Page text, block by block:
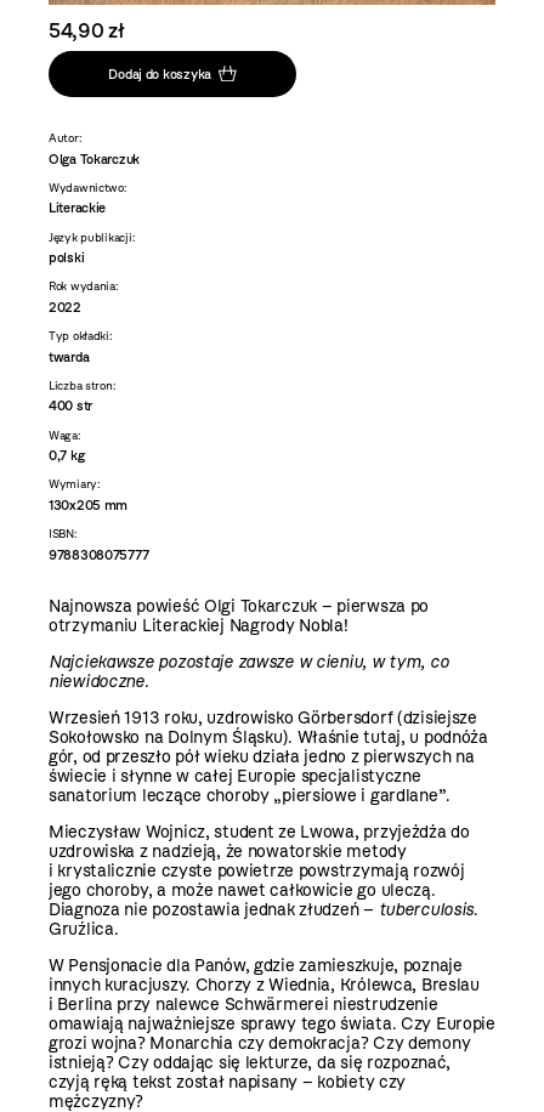
54,90 zł
Dodaj do koszyka
Autor:
Olga Tokarczuk
Wydawnictwo:
Literackie
Język publikacji:
polski
Rok wydania:
2022
Typ okładki:
twarda
Liczba stron:
400 str
Waga:
0,7 kg
Wymiary:
130x205 mm
ISBN:
9788308075777
Najnowsza powieść Olgi Tokarczuk – pierwsza po
otrzymaniu Literackiej Nagrody Nobla!
Najciekawsze pozostaje zawsze w cieniu, w tym, co
niewidoczne.
Wrzesień 1913 roku, uzdrowisko Görbersdorf (dzisiejsze
Sokołowsko na Dolnym Śląsku). Właśnie tutaj, u podnóża
gór, od przeszło pół wieku działa jedno z pierwszych na
świecie i słynne w całej Europie specjalistyczne
sanatorium leczące choroby „piersiowe i gardlane”.
Mieczysław Wojnicz, student ze Lwowa, przyjeżdża do
uzdrowiska z nadzieją, że nowatorskie metody
i krystalicznie czyste powietrze powstrzymają rozwój
jego choroby, a może nawet całkowicie go uleczą.
Diagnoza nie pozostawia jednak złudzeń – tuberculosis.
Gruźlica.
W Pensjonacie dla Panów, gdzie zamieszkuje, poznaje
innych kuracjuszy. Chorzy z Wiednia, Królewca, Breslau
i Berlina przy nalewce Schwärmerei niestrudzenie
omawiają najważniejsze sprawy tego świata. Czy Europie
grozi wojna? Monarchia czy demokracja? Czy demony
istnieją? Czy oddając się lekturze, da się rozpoznać,
czyją ręką tekst został napisany – kobiety czy
mężczyzny?